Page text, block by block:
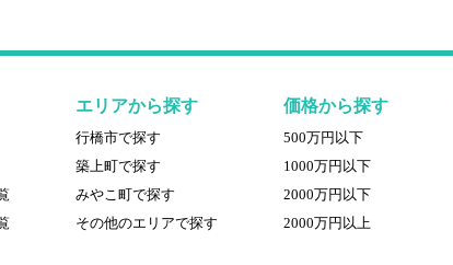
エリアから探す
行橋市で探す
築上町で探す
みやこ町で探す
その他のエリアで探す
価格から探す
500万円以下
1000万円以下
2000万円以下
2000万円以上